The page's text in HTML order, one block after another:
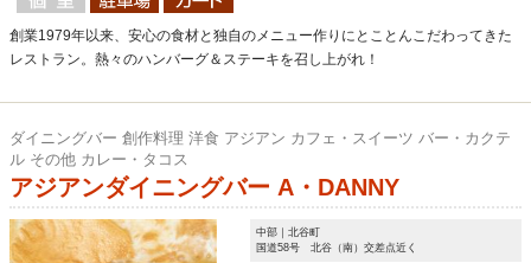
創業1979年以来、安心の食材と独自のメニュー作りにとことんこだわってきた
レストラン。熱々のハンバーグ＆ステーキを召し上がれ！
ダイニングバー 創作料理 洋食 アジアン カフェ・スイーツ バー・カクテ
ル その他 カレー・タコス
アジアンダイニングバー A・DANNY
中部｜北谷町
国道58号 北谷（南）交差点近く